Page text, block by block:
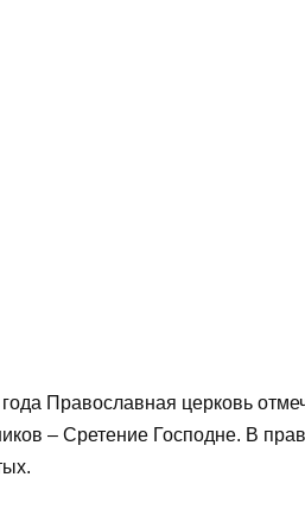
Православная церковь
– Сретение Господне. В